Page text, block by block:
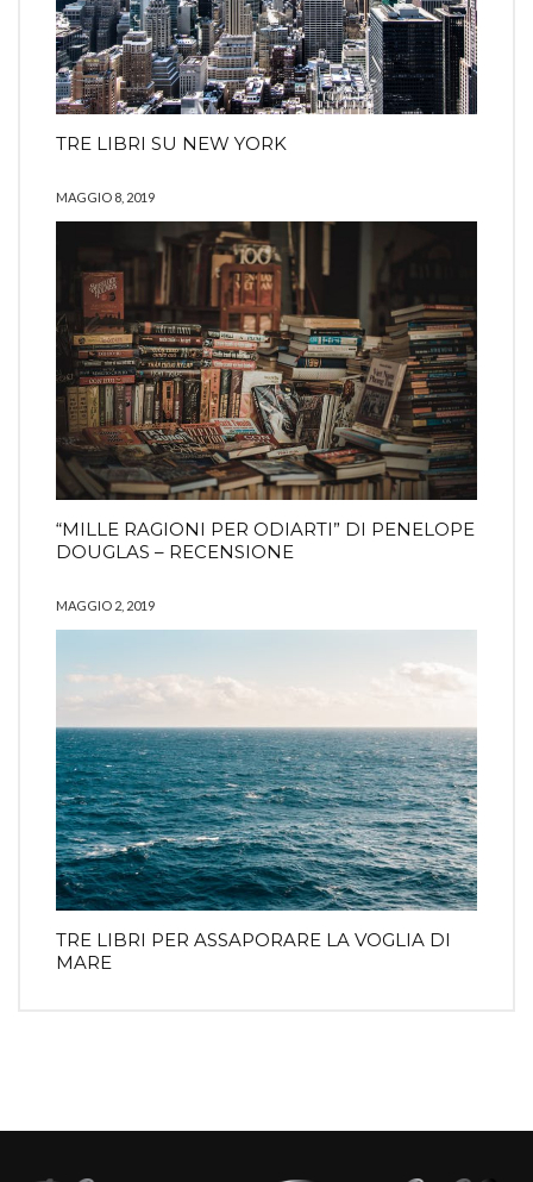
TRE LIBRI SU NEW YORK
MAGGIO 8, 2019
“MILLE RAGIONI PER ODIARTI” DI PENELOPE
DOUGLAS – RECENSIONE
MAGGIO 2, 2019
TRE LIBRI PER ASSAPORARE LA VOGLIA DI
MARE